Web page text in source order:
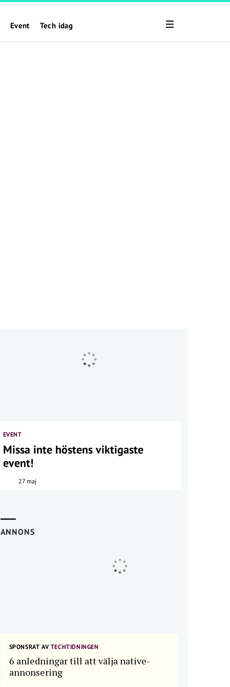
Event Tech idag
EVENT
Missa inte höstens viktigaste
event!
27 maj
ANNONS
SPONSRAT AVTECHTIDNINGEN
6 anledningar till att välja native-
annonsering